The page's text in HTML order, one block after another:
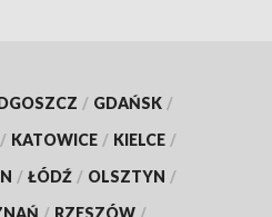
/ GDAŃSK /
/ KATOWICE / KIELCE /
/ ŁÓDŹ / OLSZTYN /